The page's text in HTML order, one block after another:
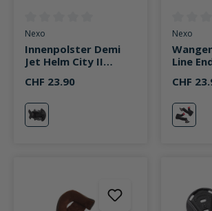
Durchschnittliche Bewertung von 0 von 5
Nexo
Innenpolster Demi
Jet Helm City II
CHF 23.90
schwarz
Nexo
Line
CHF